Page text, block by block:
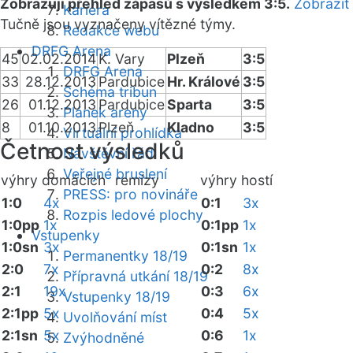
Kariéra
Redakce webu
DRFG Arena
DRFG Arena
Schéma tribun
Plánek areny
Virtuální prohlídka
Návštěvní řád
Veřejné bruslení
PRESS: pro novináře
Rozpis ledové plochy
Vstupenky
Permanentky 18/19
Přípravná utkání 18/19
Vstupenky 18/19
Uvolňování míst
Zvýhodněné
Zobrazuji přehled zápasů s výsledkem 3:5. Zobrazit
Tučně jsou vyznačeny vítězné týmy.
4502.02.2014K. Vary Plzeň
3:5
33 28.12.2013PardubiceHr. Králové 3:5
26
01.12.2013 PardubiceSparta
3:5
8
01.10.2013Plzeň Kladno 3:5
Četnost výsledků
výhry domácích remízy výhry hostí
1:0
4x
1:0pp 1x
1:0sn 3x
2:0
7x
2:1
19x
2:1pp 5x
2:1sn 5x
0:1
3x
0:1pp 1x
0:1sn 1x
0:2
8x
0:3
6x
0:4
5x
0:6
1x